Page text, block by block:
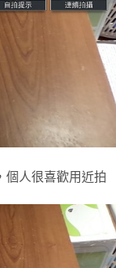
個人很喜歡用近拍